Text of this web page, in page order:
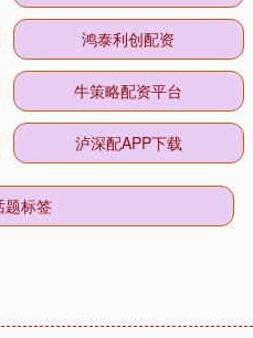
鸿泰利创配资
牛策略配资平台
泸深配APP下载
题标签